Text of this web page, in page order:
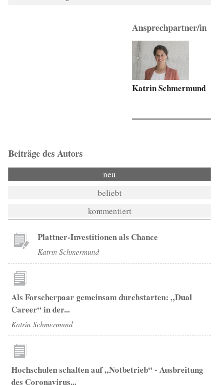
Ansprechpartner/in
Katrin Schmermund
Beiträge des Autors
neu
beliebt
kommentiert
Plattner-Investitionen als Chance
Katrin Schmermund
Als Forscherpaar gemeinsam durchstarten: „Dual
Career“ in der...
Katrin Schmermund
Hochschulen schalten auf „Notbetrieb“ - Ausbreitung
des Coronavirus...